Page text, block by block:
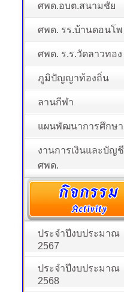
ศพด.อบต.สนามชัย
ศพด. รร.บ้านดอนโพ
ศพด. ร.ร.วัดลาวทอง
ภูมิปัญญาท้องถิ่น
ลานกีฬา
แผนพัฒนาการศึกษา
งานการเงินและบัญชี
ศพด.
ประจำปีงบประมาณ
2567
ประจำปีงบประมาณ
2568